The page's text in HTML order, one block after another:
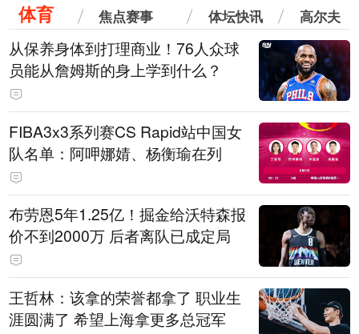
体育 焦点赛事 体坛快讯 高尔夫
从保养身体到打理商业！76人众球
员能从詹姆斯的身上学到什么？
FIBA3x3系列赛CS Rapid站中国女
队名单：阿呷娜婧、杨衡瑜在列
布劳恩5年1.25亿！掘金给沃特森报
价不到2000万 后者离队已成定局
王哲林：该拿的荣誉都拿了 职业生
涯圆满了 希望上海拿更多总冠军